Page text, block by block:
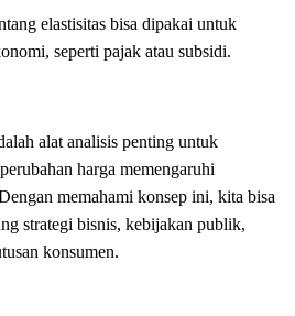
elastisitas bisa dipakai untuk
seperti pajak atau subsidi.
alat analisis penting untuk
harga memengaruhi
memahami konsep ini, kita bisa
strategi bisnis, kebijakan publik,
konsumen.